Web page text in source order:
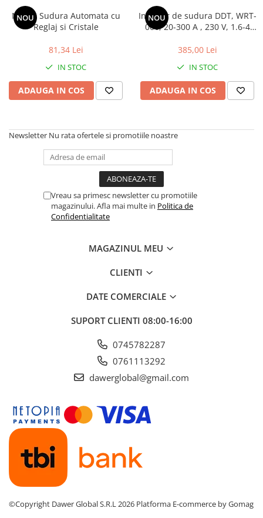
NOU
Masca Sudura Automata cu
Reglaj si Cristale
81,34 Lei
IN STOC
ADAUGA IN COS
NOU
Invertor de sudura DDT, WRT-
006, 20-300 A , 230 V, 1.6-4
IP21, functie anti-lipire
385,00 Lei
IN STOC
ADAUGA IN COS
Newsletter Nu rata ofertele si promotiile noastre
Vreau sa primesc newsletter cu promotiile
magazinului. Afla mai multe in Politica de
Confidentialitate
MAGAZINUL MEU
CLIENTI
DATE COMERCIALE
SUPORT CLIENTI 08:00-16:00
0745782287
0761113292
dawerglobal@gmail.com
©Copyright Dawer Global S.R.L 2026 Platforma E-commerce by Gomag